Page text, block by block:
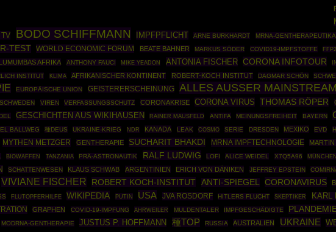
TV BODO SCHIFFMANN IMPFPFLICHT ARNE BURKHARDT MRNA-GENTHERAPEUTIKA
TEST WORLD ECONOMIC FORUM BEATE BAHNER MARKUS SÖDER COVID19-IMPFSTOFFE FFP2
LUMUMBAS AFRIKA ANTHONY FAUCI MIKE YEADON ANTONIA FISCHER CORONA INFOTOUR
INSTITUT KLIMA AFRIKANISCHER KONTINENT ROBERT-KOCH INSTITUT DAGMAR SCHÖN
EUROPÄISCHE UNION GEISTERERSCHEINUNG ALLES AUSSER MAINSTREAM
SCHWEDEN VIREN VERFASSUNGSSCHUTZ CORONAKRISE CORONA VIRUS THOMAS RÖPER
GESCHICHTEN AUS WIKIHAUSEN RAINER MAUSFELD ANTIFA MEINUNGSFREIHEIT BAYERN
BALLWEG 種DEUS UKRAINE-KRIEG NDR KANADA LEAK COSMO SERIE DRESDEN MEXIKO EVD
MYTHEN METZGER GENTHERAPIE SUCHARIT BHAKDI MRNA IMPFTECHNOLOGIE
BIOWAFFEN TANZANIA PRÄ-ASTRONAUTIK RALF LUDWIG LOFI ALICE WEIDEL X7Q5A96 MÜNCHEN
SCHATTENWESEN KLAUS SCHWAB ARGENTINIEN ERICH VON DÄNIKEN JEFFREY EPSTEIN
VIVIANE FISCHER ROBERT KOCH-INSTITUT ANTI-SPIEGEL CORONAVIRUS
FLUTOPFERHILFE WIKIPEDIA PUTIN USA JVA ROSDORF HITLERS FLUCHT SKEPTIKER KARL
GRAPHEN COVID-19-IMPFUNG AHRWEILER MULDENTALER IMPFGESCHÄDIGTE
MODRNA-GENTHERAPIE JUSTUS P. HOFFMANN 種TOP RUSSIA AUSTRALIEN UKRAINE